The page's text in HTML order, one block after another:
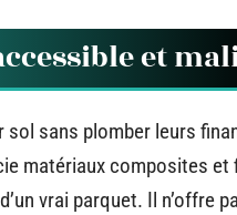
et
sans plomber leurs
matériaux composites et
vrai parquet. Il n’offre